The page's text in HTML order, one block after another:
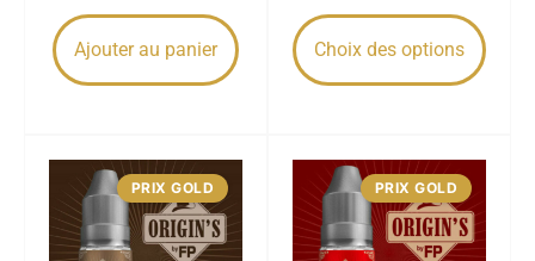
Ajouter au panier Choix des options
PRIX GOLD PRIX GOLD